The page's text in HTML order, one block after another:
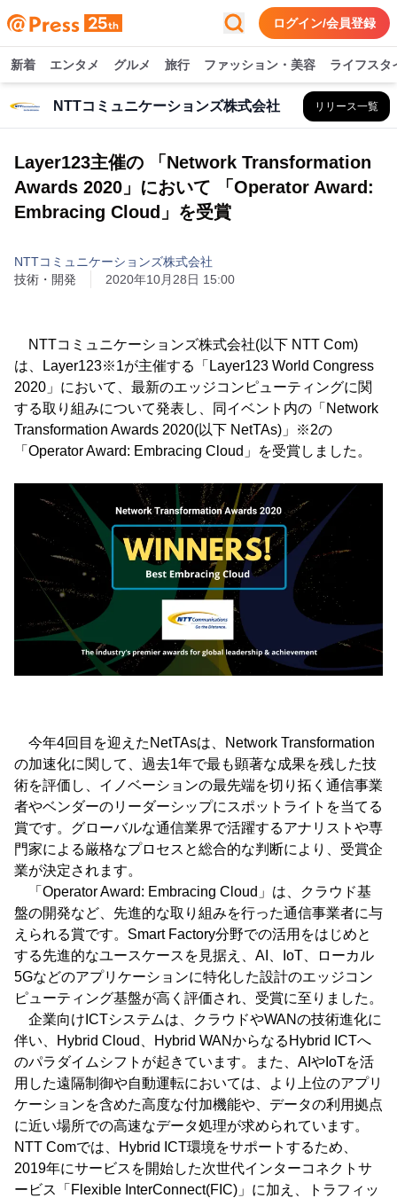
ログイン/会員登録
新着 エンタメ グルメ 旅行 ファッション・美容 ライフスタ
NTTコミュニケーションズ株式会社 リリース一覧
Layer123主催の 「Network Transformation
Awards 2020」において 「Operator Award:
Embracing Cloud」を受賞
NTTコミュニケーションズ株式会社
技術・開発
2020年10月28日 15:00
NTTコミュニケーションズ株式会社(以下 NTT Com)
は、Layer123※1が主催する「Layer123 World Congress
2020」において、最新のエッジコンピューティングに関
する取り組みについて発表し、同イベント内の「Network
Transformation Awards 2020(以下 NetTAs)」※2の
「Operator Award: Embracing Cloud」を受賞しました。
今年4回目を迎えたNetTAsは、Network Transformation
の加速化に関して、過去1年で最も顕著な成果を残した技
術を評価し、イノベーションの最先端を切り拓く通信事業
者やベンダーのリーダーシップにスポットライトを当てる
賞です。グローバルな通信業界で活躍するアナリストや専
門家による厳格なプロセスと総合的な判断により、受賞企
業が決定されます。
「Operator Award: Embracing Cloud」は、クラウド基
盤の開発など、先進的な取り組みを行った通信事業者に与
えられる賞です。Smart Factory分野での活用をはじめと
する先進的なユースケースを見据え、AI、IoT、ローカル
5Gなどのアプリケーションに特化した設計のエッジコン
ピューティング基盤が高く評価され、受賞に至りました。
企業向けICTシステムは、クラウドやWANの技術進化に
伴い、Hybrid Cloud、Hybrid WANからなるHybrid ICTへ
のパラダイムシフトが起きています。また、AIやIoTを活
用した遠隔制御や自動運転においては、より上位のアプリ
ケーションを含めた高度な付加機能や、データの利用拠点
に近い場所での高速なデータ処理が求められています。
NTT Comでは、Hybrid ICT環境をサポートするため、
2019年にサービスを開始した次世代インターコネクトサ
ービス「Flexible InterConnect(FIC)」に加え、トラフィッ